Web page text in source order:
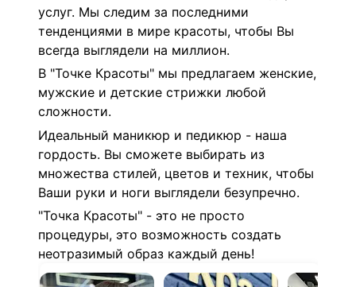
услуг. Мы следим за последними
тенденциями в мире красоты, чтобы Вы
всегда выглядели на миллион.
В "Точке Красоты" мы предлагаем женские,
мужские и детские стрижки любой
сложности.
Идеальный маникюр и педикюр - наша
гордость. Вы сможете выбирать из
множества стилей, цветов и техник, чтобы
Ваши руки и ноги выглядели безупречно.
"Точка Красоты" - это не просто
процедуры, это возможность создать
неотразимый образ каждый день!